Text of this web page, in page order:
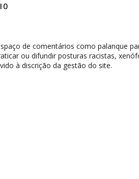
de comentários como palanque
ou difundir posturas racistas,
à discrição da gestão do site.